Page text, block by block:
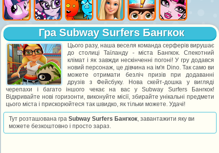
Гра Subway Surfers Бангкок
Цього разу, наша веселя команда серферів вирушає
до столиці Таїланду - міста Бангкок. Спекотний
клімат і як завжди нескінченні погоні! У гру додався
новий персонаж, це дівчина на ім'я Dino. Так само ви
можете отримати безліч призів при додаванні
друзів з Фейсбуку. Нова скейт-дошка у вигляді
черепахи і багато іншого чекає на вас у Subway Surfers Бангкок!
Відкривайте нові горизонти, виконуйте місії, збирайте унікальні предмети
цього міста і прискорюйтеся так швидко, як тільки можете. Удачі!
Тут розташована граSubway Surfers Бангкок, завантажити яку ви
можете безкоштовно і просто зараз.